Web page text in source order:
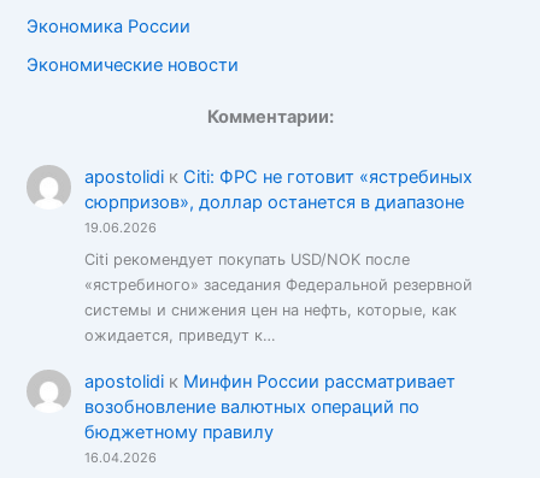
Экономика России
Экономические новости
Комментарии:
apostolidiк Citi: ФРС не готовит «ястребиных
сюрпризов», доллар останется в диапазоне
19.06.2026
Citi рекомендует покупать USD/NOK после
«ястребиного» заседания Федеральной резервной
системы и снижения цен на нефть, которые, как
ожидается, приведут к…
apostolidiк Минфин России рассматривает
возобновление валютных операций по
бюджетному правилу
16.04.2026